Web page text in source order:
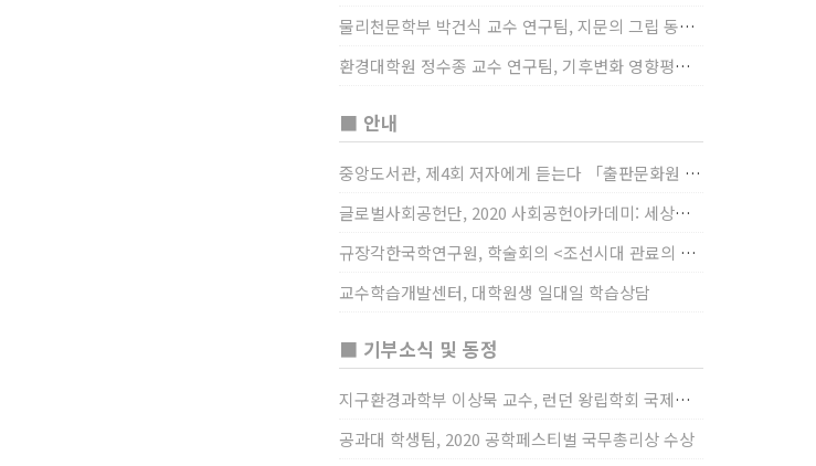
물리천문학부 박건식 교수 연구팀, 지문의 그립 동작에서의 역할 및 원리 규명
환경대학원 정수종 교수 연구팀, 기후변화 영향평가 모형을 통해 기후변화에 따른 급격한 토양수분의 감소가 발생하는 지역과 시간을 규명
■ 안내
중앙도서관, 제4회 저자에게 듣는다 「출판문화원 저술강연 개최」(12/17)
글로벌사회공헌단, 2020 사회공헌아카데미: 세상을 바꾸는 가슴 따뜻한 나눔(12/23~24)
규장각한국학연구원, 학술회의 <조선시대 관료의 인사> (12/22)
교수학습개발센터, 대학원생 일대일 학습상담
■ 기부소식 및 동정
지구환경과학부 이상묵 교수, 런던 왕립학회 국제장애인의 날 기념 “전 세계 장애가 있는 과학자”에 소개
공과대 학생팀, 2020 공학페스티벌 국무총리상 수상